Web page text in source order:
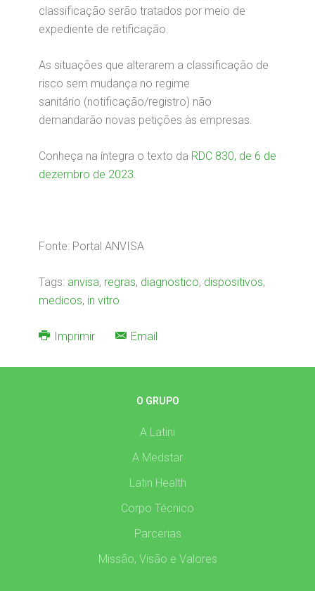
classificação serão tratados por meio de
expediente de retificação.
As situações que alterarem a classificação de
risco sem mudança no regime
sanitário (notificação/registro) não
demandarão novas petições às empresas.
Conheça na íntegra o texto da RDC 830, de 6 de
dezembro de 2023.
Fonte: Portal ANVISA
Tags: anvisa, regras, diagnostico, dispositivos,
medicos, in vitro
Imprimir Email
O GRUPO
A Latini
A Medstar
Latin Health
Corpo Técnico
Parcerias
Missão, Visão e Valores